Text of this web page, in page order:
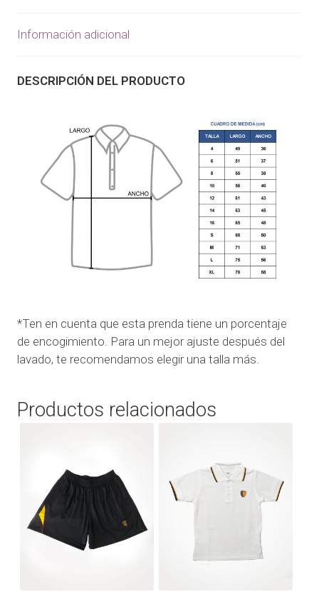
Información adicional
DESCRIPCIÓN DEL PRODUCTO
*Ten en cuenta que esta prenda tiene un porcentaje
de encogimiento. Para un mejor ajuste después del
lavado, te recomendamos elegir una talla más.
Productos relacionados